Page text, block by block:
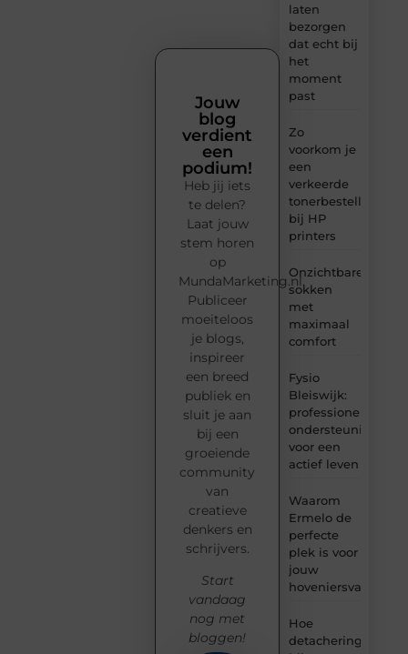
laten
bezorgen
dat echt bij
het
moment
past
Zo
voorkom je
een
verkeerde
tonerbestelling
bij HP
printers
Onzichtbare
sokken
met
maximaal
comfort
Fysio
Bleiswijk:
professionele
ondersteuning
voor een
actief leven
Waarom
Ermelo de
perfecte
plek is voor
jouw
Hoe
detachering
Jouw
blog
verdient
een
podium!
Heb jij iets
te delen?
Laat jouw
stem horen
op
MundaMarketing.nl.
Publiceer
moeiteloos
je blogs,
inspireer
een breed
publiek en
sluit je aan
bij een
groeiende
community
van
creatieve
denkers en
schrijvers.
Start
vandaag
nog met
bloggen!